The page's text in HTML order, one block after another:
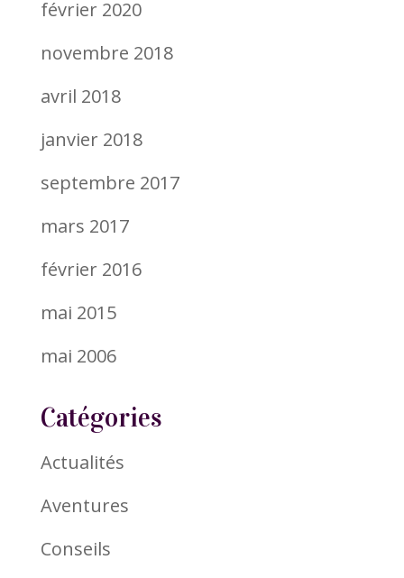
février 2020
novembre 2018
avril 2018
janvier 2018
septembre 2017
mars 2017
février 2016
mai 2015
mai 2006
Catégories
Actualités
Aventures
Conseils